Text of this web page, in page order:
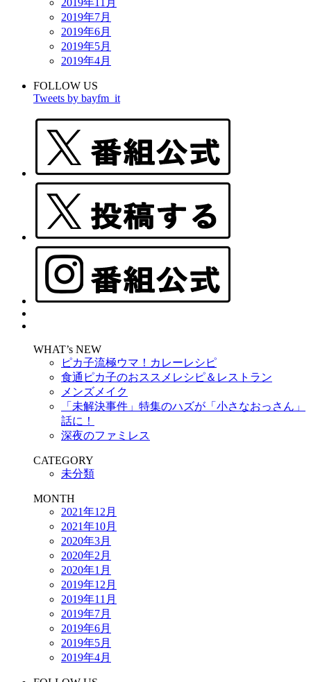
2019年11月
2019年7月
2019年6月
2019年5月
2019年4月
FOLLOW US
Tweets by bayfm_it
WHAT’s NEW
ピカ子流極ウマ！カレーレシピ
食通ピカ子のおススメレシピ＆レストラン
メンズメイク
「未解決事件」特集のハズが「小さなおっさん」
話に！
深夜のファミレス
CATEGORY
未分類
MONTH
2021年12月
2021年10月
2020年3月
2020年2月
2020年1月
2019年12月
2019年11月
2019年7月
2019年6月
2019年5月
2019年4月